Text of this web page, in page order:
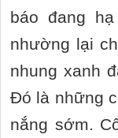
báo đang
nhường lại
nhung xanh
Đó là những
nắng sớm.